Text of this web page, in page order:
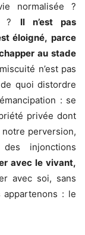
normalisée ?
? Il n’est pas
éloigné, parce
au stade
n’est pas
quoi distordre
: se
privée dont
perversion,
injonctions
avec le vivant,
avec soi, sans
: le